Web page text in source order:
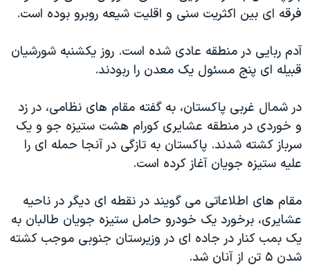
حقوق شهروندی
علم و فناوری
گالری عکس
آرشیو پخش زنده
انتخابات ریاست جمهوری آمریکا ۲۰۲۴
رمز مهسا
اعتراضات زن، زندگی، آزادی
مجموعه مستندهای دادخواهی
تریبونال مردمی آبان ۹۸
چهل سال گروگان‌گیری
قانون شفافیت دارائی کادر رهبری ایران
اعتراضات مردمی آبان ۹۸
زبانهای مختلف
فرقه ای بین اکثریت سنی و اقلیت شیعه روبرو بوده است.
آدم ربایی در منطقه عادی شده است. روز یکشنبه شورشیان
قبیله ای پنج مسئول یک معدن را ربودند.
در شمال غربی پاکستان، به گفته مقام های نظامی، در زد
و خوردی در منطقه عشایری کورام هشت ستیزه جو و یک
سرباز کشته شدند. پاکستان به تازگی در آنجا حمله ای را
علیه ستیزه جویان آغاز کرده است.
مقام های اطلاعاتی می گویند در نقطه ای دیگر در ناحیه
عشایری، برخورد یک خودرو حامل ستیزه جویان طالبان به
یک بمب کنار در جاده ای در وزیرستان جنوبی موجب کشته
شدن ۵ تن از آنان شد.